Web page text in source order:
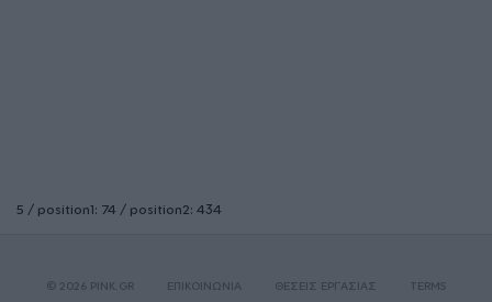
5 / position1: 74 / position2: 434
© 2026 PINK.GR ΕΠΙΚΟΙΝΩΝΙΑ ΘΕΣΕΙΣ ΕΡΓΑΣΙΑΣ TERMS